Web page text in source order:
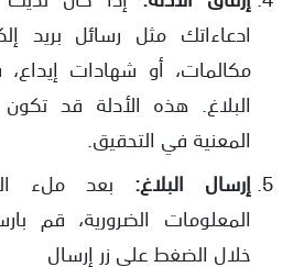
ادعاءاتك مثل رسائل بريد
مكالمات، أو شهادات إيداع،
البلاغ. هذه الأدلة قد
المعنية في التحقيق.
إرسال البلاغ: بعد ملء
المعلومات الضرورية، قم
خلال الضغط على زر إرسال